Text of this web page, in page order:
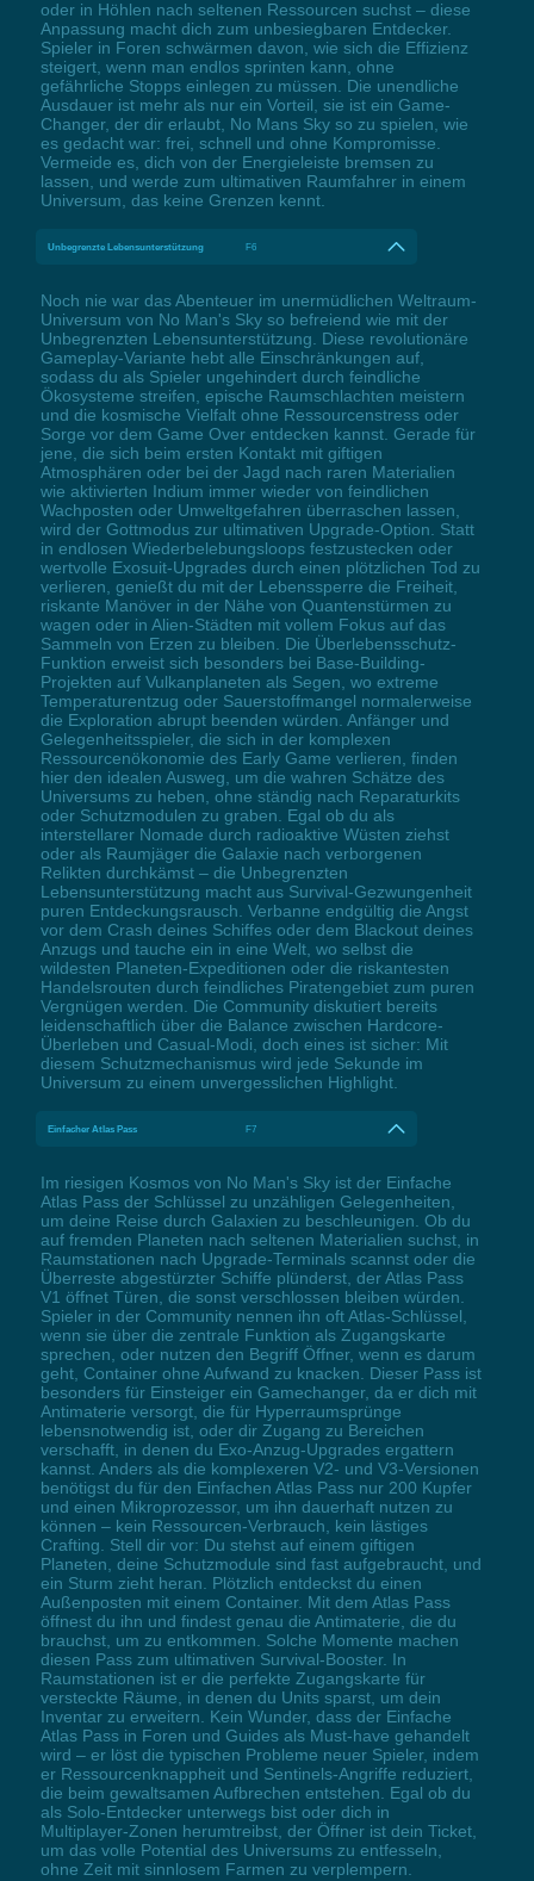
oder in Höhlen nach seltenen Ressourcen suchst – diese
Anpassung macht dich zum unbesiegbaren Entdecker.
Spieler in Foren schwärmen davon, wie sich die Effizienz
steigert, wenn man endlos sprinten kann, ohne
gefährliche Stopps einlegen zu müssen. Die unendliche
Ausdauer ist mehr als nur ein Vorteil, sie ist ein Game-
Changer, der dir erlaubt, No Mans Sky so zu spielen, wie
es gedacht war: frei, schnell und ohne Kompromisse.
Vermeide es, dich von der Energieleiste bremsen zu
lassen, und werde zum ultimativen Raumfahrer in einem
Universum, das keine Grenzen kennt.
Unbegrenzte Lebensunterstützung F6
Noch nie war das Abenteuer im unermüdlichen Weltraum-
Universum von No Man's Sky so befreiend wie mit der
Unbegrenzten Lebensunterstützung. Diese revolutionäre
Gameplay-Variante hebt alle Einschränkungen auf,
sodass du als Spieler ungehindert durch feindliche
Ökosysteme streifen, epische Raumschlachten meistern
und die kosmische Vielfalt ohne Ressourcenstress oder
Sorge vor dem Game Over entdecken kannst. Gerade für
jene, die sich beim ersten Kontakt mit giftigen
Atmosphären oder bei der Jagd nach raren Materialien
wie aktivierten Indium immer wieder von feindlichen
Wachposten oder Umweltgefahren überraschen lassen,
wird der Gottmodus zur ultimativen Upgrade-Option. Statt
in endlosen Wiederbelebungsloops festzustecken oder
wertvolle Exosuit-Upgrades durch einen plötzlichen Tod zu
verlieren, genießt du mit der Lebenssperre die Freiheit,
riskante Manöver in der Nähe von Quantenstürmen zu
wagen oder in Alien-Städten mit vollem Fokus auf das
Sammeln von Erzen zu bleiben. Die Überlebensschutz-
Funktion erweist sich besonders bei Base-Building-
Projekten auf Vulkanplaneten als Segen, wo extreme
Temperaturentzug oder Sauerstoffmangel normalerweise
die Exploration abrupt beenden würden. Anfänger und
Gelegenheitsspieler, die sich in der komplexen
Ressourcenökonomie des Early Game verlieren, finden
hier den idealen Ausweg, um die wahren Schätze des
Universums zu heben, ohne ständig nach Reparaturkits
oder Schutzmodulen zu graben. Egal ob du als
interstellarer Nomade durch radioaktive Wüsten ziehst
oder als Raumjäger die Galaxie nach verborgenen
Relikten durchkämst – die Unbegrenzten
Lebensunterstützung macht aus Survival-Gezwungenheit
puren Entdeckungsrausch. Verbanne endgültig die Angst
vor dem Crash deines Schiffes oder dem Blackout deines
Anzugs und tauche ein in eine Welt, wo selbst die
wildesten Planeten-Expeditionen oder die riskantesten
Handelsrouten durch feindliches Piratengebiet zum puren
Vergnügen werden. Die Community diskutiert bereits
leidenschaftlich über die Balance zwischen Hardcore-
Überleben und Casual-Modi, doch eines ist sicher: Mit
diesem Schutzmechanismus wird jede Sekunde im
Universum zu einem unvergesslichen Highlight.
Einfacher Atlas Pass F7
Im riesigen Kosmos von No Man's Sky ist der Einfache
Atlas Pass der Schlüssel zu unzähligen Gelegenheiten,
um deine Reise durch Galaxien zu beschleunigen. Ob du
auf fremden Planeten nach seltenen Materialien suchst, in
Raumstationen nach Upgrade-Terminals scannst oder die
Überreste abgestürzter Schiffe plünderst, der Atlas Pass
V1 öffnet Türen, die sonst verschlossen bleiben würden.
Spieler in der Community nennen ihn oft Atlas-Schlüssel,
wenn sie über die zentrale Funktion als Zugangskarte
sprechen, oder nutzen den Begriff Öffner, wenn es darum
geht, Container ohne Aufwand zu knacken. Dieser Pass ist
besonders für Einsteiger ein Gamechanger, da er dich mit
Antimaterie versorgt, die für Hyperraumsprünge
lebensnotwendig ist, oder dir Zugang zu Bereichen
verschafft, in denen du Exo-Anzug-Upgrades ergattern
kannst. Anders als die komplexeren V2- und V3-Versionen
benötigst du für den Einfachen Atlas Pass nur 200 Kupfer
und einen Mikroprozessor, um ihn dauerhaft nutzen zu
können – kein Ressourcen-Verbrauch, kein lästiges
Crafting. Stell dir vor: Du stehst auf einem giftigen
Planeten, deine Schutzmodule sind fast aufgebraucht, und
ein Sturm zieht heran. Plötzlich entdeckst du einen
Außenposten mit einem Container. Mit dem Atlas Pass
öffnest du ihn und findest genau die Antimaterie, die du
brauchst, um zu entkommen. Solche Momente machen
diesen Pass zum ultimativen Survival-Booster. In
Raumstationen ist er die perfekte Zugangskarte für
versteckte Räume, in denen du Units sparst, um dein
Inventar zu erweitern. Kein Wunder, dass der Einfache
Atlas Pass in Foren und Guides als Must-have gehandelt
wird – er löst die typischen Probleme neuer Spieler, indem
er Ressourcenknappheit und Sentinels-Angriffe reduziert,
die beim gewaltsamen Aufbrechen entstehen. Egal ob du
als Solo-Entdecker unterwegs bist oder dich in
Multiplayer-Zonen herumtreibst, der Öffner ist dein Ticket,
um das volle Potential des Universums zu entfesseln,
ohne Zeit mit sinnlosem Farmen zu verplempern.